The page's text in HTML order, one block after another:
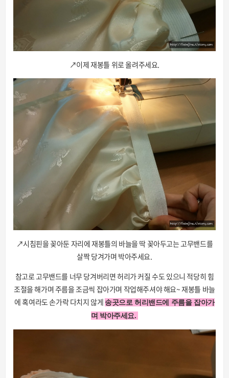
↗이제 재봉틀 위로 올려주세요.
↗시침핀을 꽂아둔 자리에 재봉틀의 바늘을 딱 꽂아두고는 고무밴드를
살짝 당겨가며 박아주세요.
참고로 고무밴드를 너무 당겨버리면 허리가 커질 수도 있으니 적당히 힘
조절을 해가며 주름을 조금씩 잡아가며 작업해주셔야 해요~ 재봉틀 바늘
에 혹여라도 손가락 다치지 않게 송곳으로 허리밴드에 주름을 잡아가
며 박아주세요.